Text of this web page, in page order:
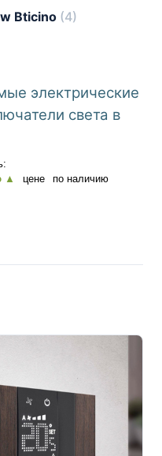
Bticino (4)
электрические
света в
▲
цене по наличию